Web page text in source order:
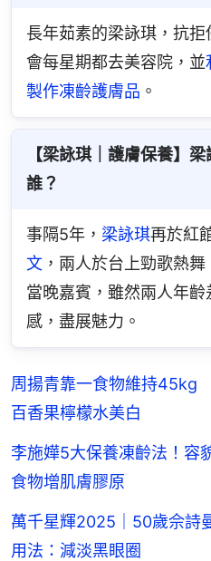
長年茹素的梁詠琪，抗
會每星期都去美容院，並
製作凍齡護膚品 。
【梁詠琪｜護膚保養】
誰？
事隔5年， 梁詠琪再於紅
文 ，兩人於台上勁歌熱
當晚嘉賓，雖然兩人年
感，盡展魅力。
周揚青靠一食物維持45kg
百香果檸檬水美白
李施嬅5大保養凍齡法！
食物增肌膚膠原
萬千星輝2025｜50歲佘詩
用法：減淡黑眼圈